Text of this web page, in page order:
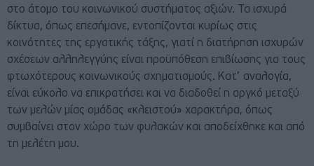
στο άτομο του κοινωνικού συστήματος αξιών. Τα ισχυρά
δίκτυα, όπως επεσήμανε, εντοπίζονται κυρίως στις
κοινότητες της εργατικής τάξης, γιατί η διατήρηση ισχυρών
σχέσεων αλληλεγγύης είναι προϋπόθεση επιβίωσης για τους
φτωχότερους κοινωνικούς σχηματισμούς. Κατ’ αναλογία,
είναι εύκολο να επικρατήσει και να διαδοθεί η αργκό μεταξύ
των μελών μίας ομάδας «κλειστού» χαρακτήρα, όπως
συμβαίνει στον χώρο των φυλακών και αποδείχθηκε και από
τη μελέτη μου.